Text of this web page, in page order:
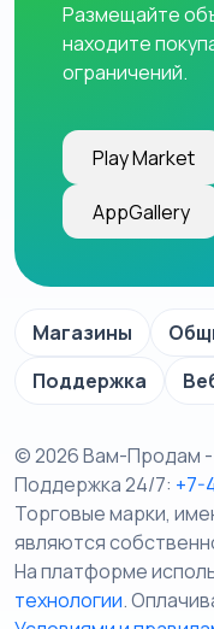
Размещайте
находите
ограничений.
Play Market
AppGallery
Магазины
Поддержка
© 2026 Вам-Продам -
Поддержка 24/7: +7-
Торговые марки,
являются
На платформе
технологии.